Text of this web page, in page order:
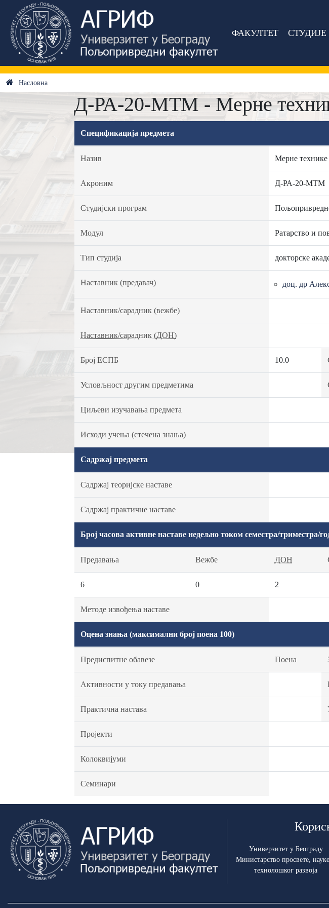
ФАКУЛТЕТ СТУДИЈЕ
Насловна
Д-РА-20-МТМ - Мерне
Спецификација предмета
Назив Мерне
Акроним Д-РА-20-МТМ
Студијски програм
Модул Ратарство и
Тип студија докторске
Наставник (предавач) доц. др
Наставник/сарадник (вежбе)
Наставник/сарадник (ДОН)
Број ЕСПБ 10.0
Условљност другим предметима
Циљеви изучавања предмета
Исходи учења (стечена знања)
Садржај предмета
Садржај теоријске наставе
Садржај практичне наставе
Број часова активне наставе недељно током семестра/триместра/
Предавања Вежбе ДОН
6 0 2
Методе извођења наставе
Оцена знања (максимални број поена 100)
Предиспитне обавезе Поена
Активности у току предавања
Практична настава
Пројекти
Колоквијуми
Семинари
Универзитет у Београду
Министарство просвете,
технолошког развоја